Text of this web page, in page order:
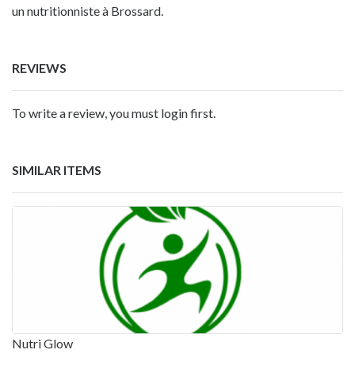
un nutritionniste à Brossard.
REVIEWS
To write a review, you must login first.
SIMILAR ITEMS
Nutri Glow